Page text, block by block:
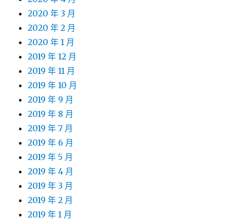
2020 年 3 月
2020 年 2 月
2020 年 1 月
2019 年 12 月
2019 年 11 月
2019 年 10 月
2019 年 9 月
2019 年 8 月
2019 年 7 月
2019 年 6 月
2019 年 5 月
2019 年 4 月
2019 年 3 月
2019 年 2 月
2019 年 1 月